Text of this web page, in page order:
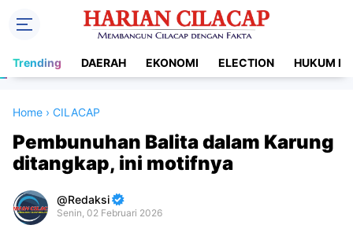
Trending DAERAH EKONOMI ELECTION HUKUM
Home › CILACAP
Pembunuhan Balita dalam Karung
ditangkap, ini motifnya
Redaksi
Senin, 02 Februari 2026